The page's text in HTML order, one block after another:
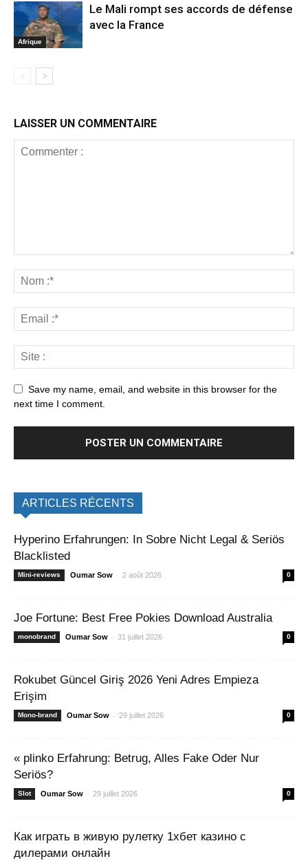
Afrique
Le Mali rompt ses accords de défense
avec la France
LAISSER UN COMMENTAIRE
Save my name, email, and website in this browser for the
next time I comment.
ARTICLES RÉCENTS
Hyperino Erfahrungen: In Sobre Nicht Legal & Seriös
Blacklisted
Mini-reviews Oumar Sow - 2 août 2026 0
Joe Fortune: Best Free Pokies Download Australia
monobrand Oumar Sow - 31 juillet 2026 0
Rokubet Güncel Giriş 2026 Yeni Adres Empieza
Erişim
Mono-brand Oumar Sow - 29 juillet 2026 0
« plinko Erfahrung: Betrug, Alles Fake Oder Nur
Seriös?
Slot Oumar Sow - 29 juillet 2026 0
Как играть в живую рулетку 1хбет казино с
дилерами онлайн